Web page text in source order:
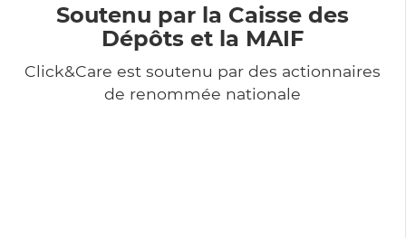
Soutenu par la Caisse des
Dépôts et la MAIF
Click&Care est soutenu par des actionnaires
de renommée nationale